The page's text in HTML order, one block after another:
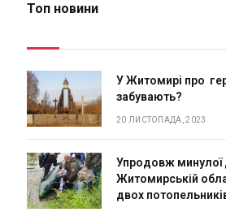
Топ новини
У Житомирі про
забувають?
20 ЛИСТОПАДА, 2023
Упродовж минулої
Житомирській
двох